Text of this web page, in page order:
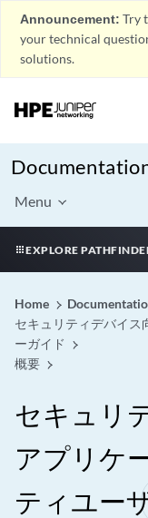
Announcement: Try
your technical
solutions.
Menu
EXPLORE
Home
セキュリティデバイス
ーガイド
概要
セキュリ
アプリケ
ティユー